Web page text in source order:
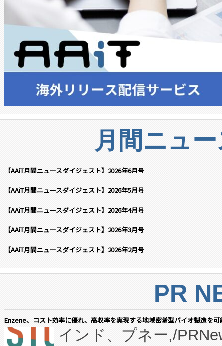
月間ニュ
【AAiT月間ニュースダイジェスト】2026年6月号
【AAiT月間ニュースダイジェスト】2026年5月号
【AAiT月間ニュースダイジェスト】2026年4月号
【AAiT月間ニュースダイジェスト】2026年3月号
【AAiT月間ニュースダイジェスト】2026年2月号
PR
Enzene、コスト効率に優れ、高収率を実現する地域密着型バイオ製造を
インド、プネー,/